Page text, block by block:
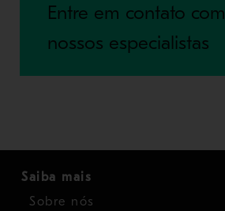
Entre em contato com
nossos especialistas
Saiba mais
Sobre nós